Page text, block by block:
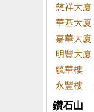
慈祥大廈
華基大廈
嘉華大廈
明豐大廈
毓華樓
永豐樓
鑽石山